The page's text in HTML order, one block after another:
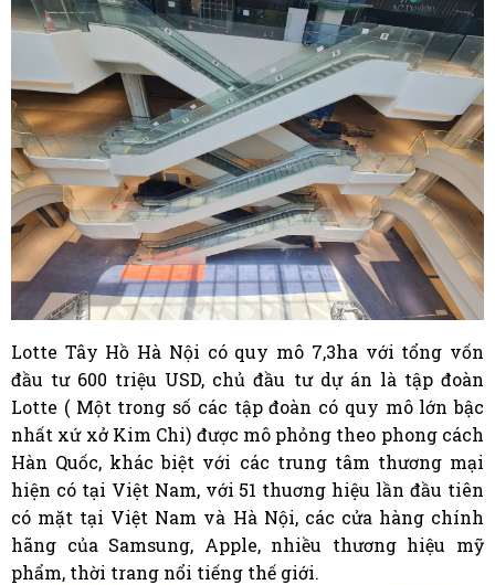
Lotte Tây Hồ Hà Nội có quy mô 7,3ha với tổng vốn
đầu tư 600 triệu USD, chủ đầu tư dự án là tập đoàn
Lotte ( Một trong số các tập đoàn có quy mô lớn bậc
nhất xứ xở Kim Chi) được mô phỏng theo phong cách
Hàn Quốc, khác biệt với các trung tâm thương mại
hiện có tại Việt Nam, với 51 thuơng hiệu lần đầu tiên
có mặt tại Việt Nam và Hà Nội, các cửa hàng chính
hãng của Samsung, Apple, nhiều thương hiệu mỹ
phẩm, thời trang nổi tiếng thế giới.